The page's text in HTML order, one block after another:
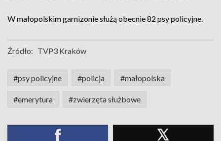
W małopolskim garnizonie służą obecnie 82 psy policyjne.
Źródło: TVP3 Kraków
#psy policyjne #policja #małopolska
#emerytura #zwierzęta służbowe